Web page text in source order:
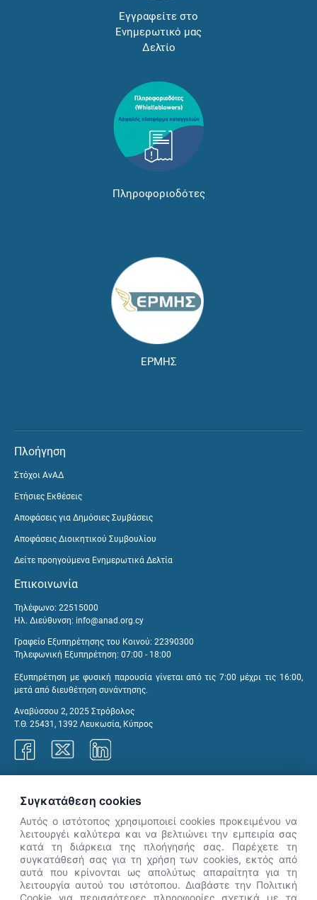
Εγγραφείτε στο
Ενημερωτικό μας
Δελτίο
Πληροφοριοδότες
ΕΡΜΗΣ
Πλοήγηση
Στόχοι ΑνΑΔ
Ετήσιες Εκθέσεις
Αποφάσεις για Δημόσιες Συμβάσεις
Αποφάσεις Διοικητικού Συμβουλίου
Δείτε προηγούμενα Ενημερωτικά Δελτία
Επικοινωνία
Τηλέφωνο: 22515000
Ηλ. Διεύθυνση: info@anad.org.cy
Γραφείο Εξυπηρέτησης του Κοινού: 22390300
Τηλεφωνική Εξυπηρέτηση: 07:00 - 18:00
Εξυπηρέτηση με φυσική παρουσία γίνεται από τις 7:00 μέχρι τις 16:00,
μετά από διευθέτηση συνάντησης.
Αναβύσσου 2, 2025 Στρόβολος
Τ.Θ. 25431, 1392 Λευκωσία, Κύπρος
👋 Καλώς ήρθες! Είμαι η Νόησις.
Πες μου πώς μπορώ να σε βοηθήσω
Συγκατάθεση cookies
Αυτός ο ιστότοπος χρησιμοποιεί cookies προκειμένου να
λειτουργέι καλύτερα και να βελτιώνει την εμπειρία σας
κατά τη διάρκεια της πλοήγησής σας. Παρέχετε τη
συγκατάθεσή σας για τη χρήση των cookies, εκτός από
αυτά που κρίνονται ως απολύτως απαραίτητα για τη
λειτουργία αυτού του ιστότοπου. Διαβάστε την Πολιτική
Cookie για περισσότερες πληροφορίες σχετικά με τα